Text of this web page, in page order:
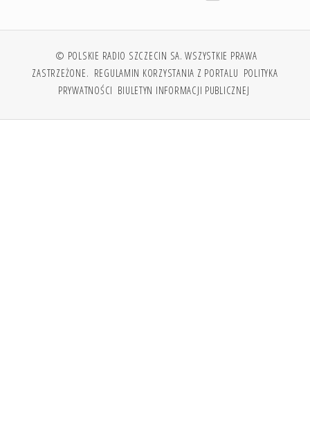
© POLSKIE RADIO SZCZECIN SA. WSZYSTKIE PRAWA
ZASTRZEŻONE. REGULAMIN KORZYSTANIA Z PORTALU POLITYKA
PRYWATNOŚCI BIULETYN INFORMACJI PUBLICZNEJ